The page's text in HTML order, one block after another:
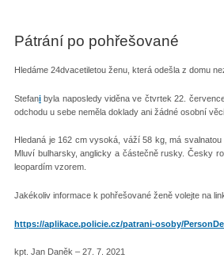
Pátrání po pohřešované
Hledáme 24dvacetiletou ženu, která odešla z domu
Stefani byla naposledy viděna ve čtvrtek 22.
odchodu u sebe neměla doklady ani žádné osobní
Hledaná je 162 cm vysoká, váží 58 kg, má
Mluví bulharsky, anglicky a částečně rusky. Česky
leopardím vzorem.
Jakékoliv informace k pohřešované ženě volejte na
https://aplikace.policie.cz/patrani-osoby/
kpt. Jan Daněk – 27. 7. 2021